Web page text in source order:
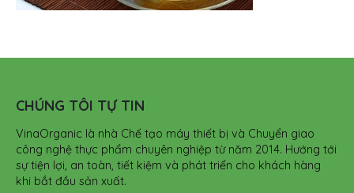
CHÚNG TÔI TỰ TIN
VinaOrganic là nhà Chế tạo máy thiết bị và Chuyển giao
công nghệ thực phẩm chuyên nghiệp từ năm 2014. Hướng tới
sự tiện lợi, an toàn, tiết kiệm và phát triển cho khách hàng
khi bắt đầu sản xuất.